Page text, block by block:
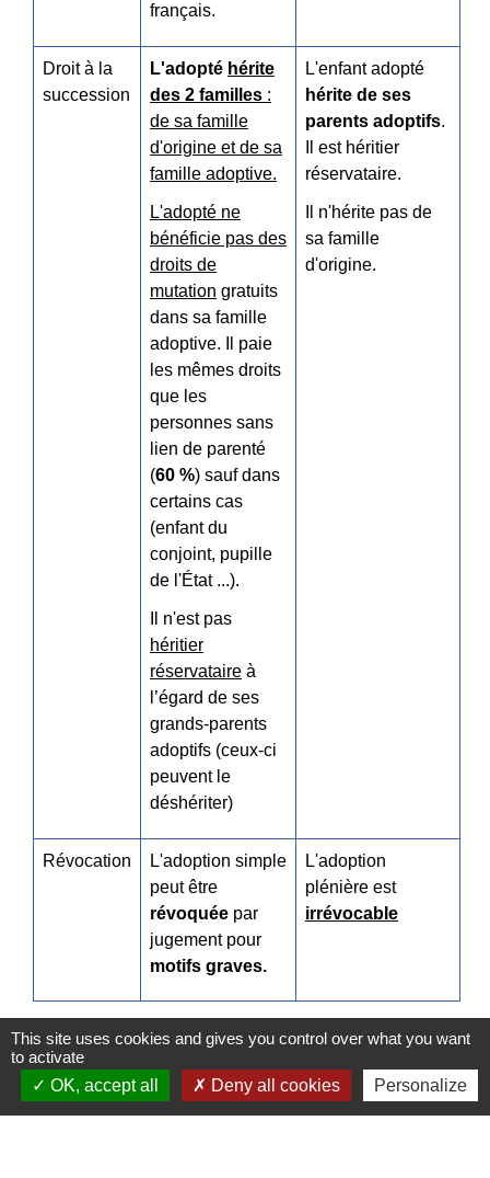
français.
Droit à la
succession
L'adopté hérite
des 2 familles :
de sa famille
d'origine et de sa
famille adoptive.
L'adopté ne
bénéficie pas des
droits de
mutation gratuits
dans sa famille
adoptive. Il paie
les mêmes droits
que les
personnes sans
lien de parenté
(60 %) sauf dans
certains cas
(enfant du
conjoint, pupille
de l'État ...).
Il n'est pas
héritier
réservataire à
l’égard de ses
grands-parents
adoptifs (ceux-ci
peuvent le
déshériter)
L'enfant adopté
hérite de ses
parents adoptifs.
Il est héritier
réservataire.
Il n'hérite pas de
sa famille
d'origine.
Révocation
L'adoption simple
peut être
révoquée par
jugement pour
motifs graves.
L'adoption
plénière est
irrévocable
Textes de référence
This site uses cookies and gives you control over what you want
to activate
OK, accept all
Deny all cookies Personalize